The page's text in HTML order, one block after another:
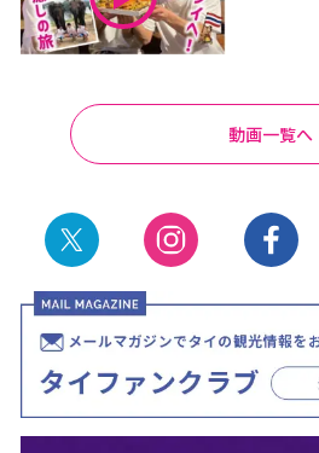
動画一覧へ